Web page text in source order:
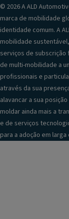
© 2026 A ALD
marca de mobilidade
identidade comum. A
mobilidade
serviços de
de multi-mobilidade a
profissionais e
através da sua
alavancar a sua
moldar ainda mais a
e de serviços
para a adoção em